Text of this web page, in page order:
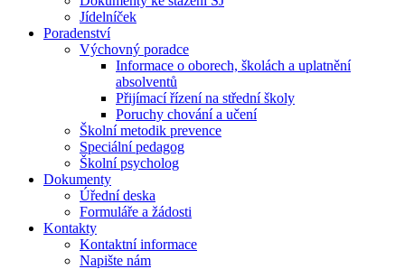
Jídelníček
Poradenství
Výchovný poradce
Informace o oborech, školách a uplatnění
absolventů
Přijímací řízení na střední školy
Poruchy chování a učení
Školní metodik prevence
Speciální pedagog
Školní psycholog
Dokumenty
Úřední deska
Formuláře a žádosti
Kontakty
Kontaktní informace
Napište nám